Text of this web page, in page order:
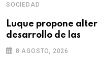
SOCIEDAD
Luque propone
desarrollo de las
8 AGOSTO, 2026